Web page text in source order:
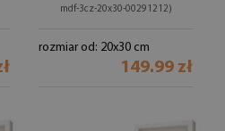
mdf-3cz-20x30-00291212)
rozmiar od: 20x30 cm
149.99 zł